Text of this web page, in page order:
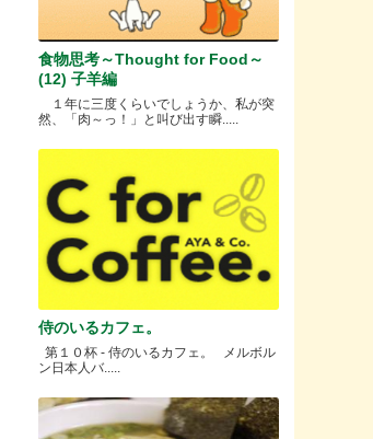
食物思考～Thought for Food～
(12) 子羊編
１年に三度くらいでしょうか、私が突
然、「肉～っ！」と叫び出す瞬.....
侍のいるカフェ。
第１０杯 - 侍のいるカフェ。 メルボル
ン日本人バ.....